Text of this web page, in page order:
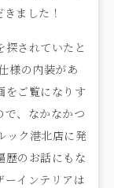
ました！
されていたと
様の内装があ
をご覧になりす
で、なかなかつ
ック港北店に発
歴のお話にもな
ーインテリアは